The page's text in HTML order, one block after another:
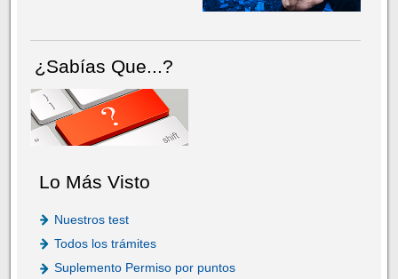
¿Sabías Que...?
Lo Más Visto
Nuestros test
Todos los trámites
Suplemento Permiso por puntos